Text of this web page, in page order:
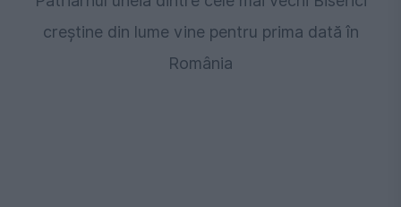
creștine din lume vine pentru prima dată în
România